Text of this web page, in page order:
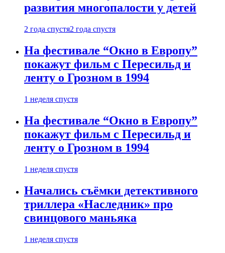
развития многопалости у детей
2 года спустя2 года спустя
На фестивале “Окно в Европу”
покажут фильм с Пересильд и
ленту о Грозном в 1994
1 неделя спустя
На фестивале “Окно в Европу”
покажут фильм с Пересильд и
ленту о Грозном в 1994
1 неделя спустя
Начались съёмки детективного
триллера «Наследник» про
свинцового маньяка
1 неделя спустя